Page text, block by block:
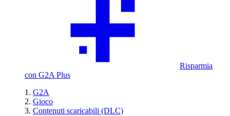
Risparmia
con G2A Plus
G2A
Gioco
Contenuti scaricabili (DLC)